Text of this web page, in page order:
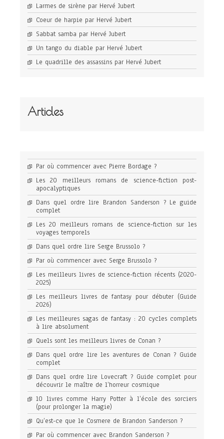
Larmes de sirène par Hervé Jubert
Coeur de harpie par Hervé Jubert
Sabbat samba par Hervé Jubert
Un tango du diable par Hervé Jubert
Le quadrille des assassins par Hervé Jubert
Articles
Par où commencer avec Pierre Bordage ?
Les 20 meilleurs romans de science-fiction post-
apocalyptiques
Dans quel ordre lire Brandon Sanderson ? Le guide
complet
Les 20 meilleurs romans de science-fiction sur les
voyages temporels
Dans quel ordre lire Serge Brussolo ?
Par où commencer avec Serge Brussolo ?
Les meilleurs livres de science-fiction récents (2020-
2025)
Les meilleurs livres de fantasy pour débuter (Guide
2026)
Les meilleures sagas de fantasy : 20 cycles complets
à lire absolument
Quels sont les meilleurs livres de Conan ?
Dans quel ordre lire les aventures de Conan ? Guide
complet
Dans quel ordre lire Lovecraft ? Guide complet pour
découvrir le maître de l’horreur cosmique
10 livres comme Harry Potter à l’école des sorciers
(pour prolonger la magie)
Qu’est-ce que le Cosmere de Brandon Sanderson ?
Par où commencer avec Brandon Sanderson ?